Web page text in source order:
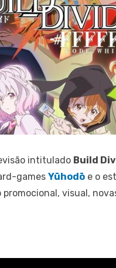
intitulado Build
games Yūhodō e o
promocional, visual,